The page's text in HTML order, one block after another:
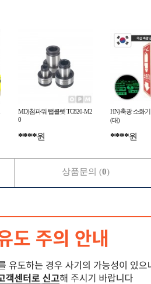
MD)첨파워 탭콜렛 TC820-M2
0
****원
HN)축광 소화
(대)
****원
상품문의 (0)